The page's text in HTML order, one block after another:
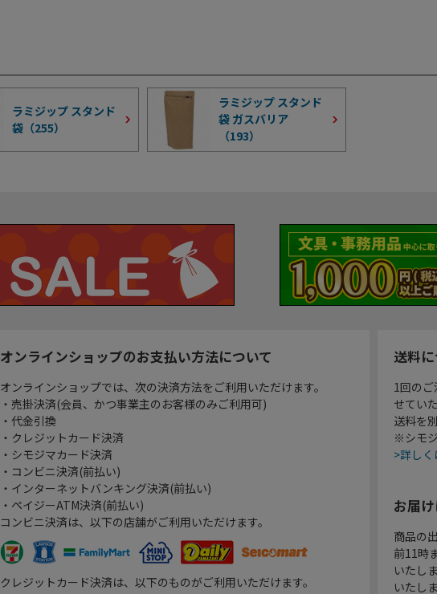
ラミジップ スタンド
袋（255）
ラミジップ スタンド
袋 ガスバリア
（193）
オンラインショップのお支払い方法について
オンラインショップでは、次の決済方法をご利用いただけます。
・売掛決済(会員、かつ事業主のお客様のみご利用可)
・代金引換
・クレジットカード決済
・シモジマカード決済
・コンビニ決済(前払い)
・インターネットバンキング決済(前払い)
・ペイジーATM決済(前払い)
コンビニ決済は、以下の店舗がご利用いただけます。
クレジットカード決済は、以下のものがご利用いただけます。
送料
1回の
せてい
送料を
※シモ
>詳し
お届
商品の
前11時
いたし
いたし